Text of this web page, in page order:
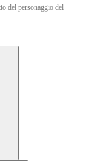
del personaggio del